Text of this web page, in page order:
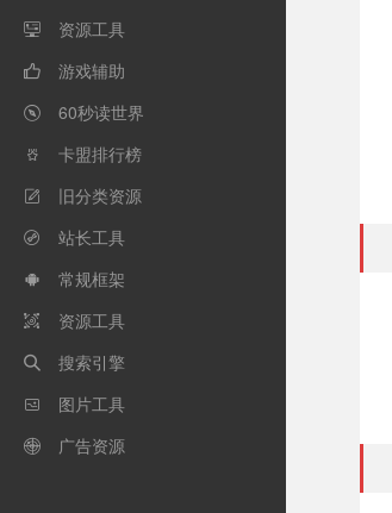
 资源工具
 游戏辅助
 60秒读世界
 卡盟排行榜
 旧分类资源
 站长工具
 常规框架
 资源工具
 搜索引擎
 图片工具
 广告资源